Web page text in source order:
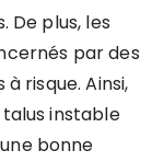
De plus, les
par des
risque. Ainsi,
instable
bonne